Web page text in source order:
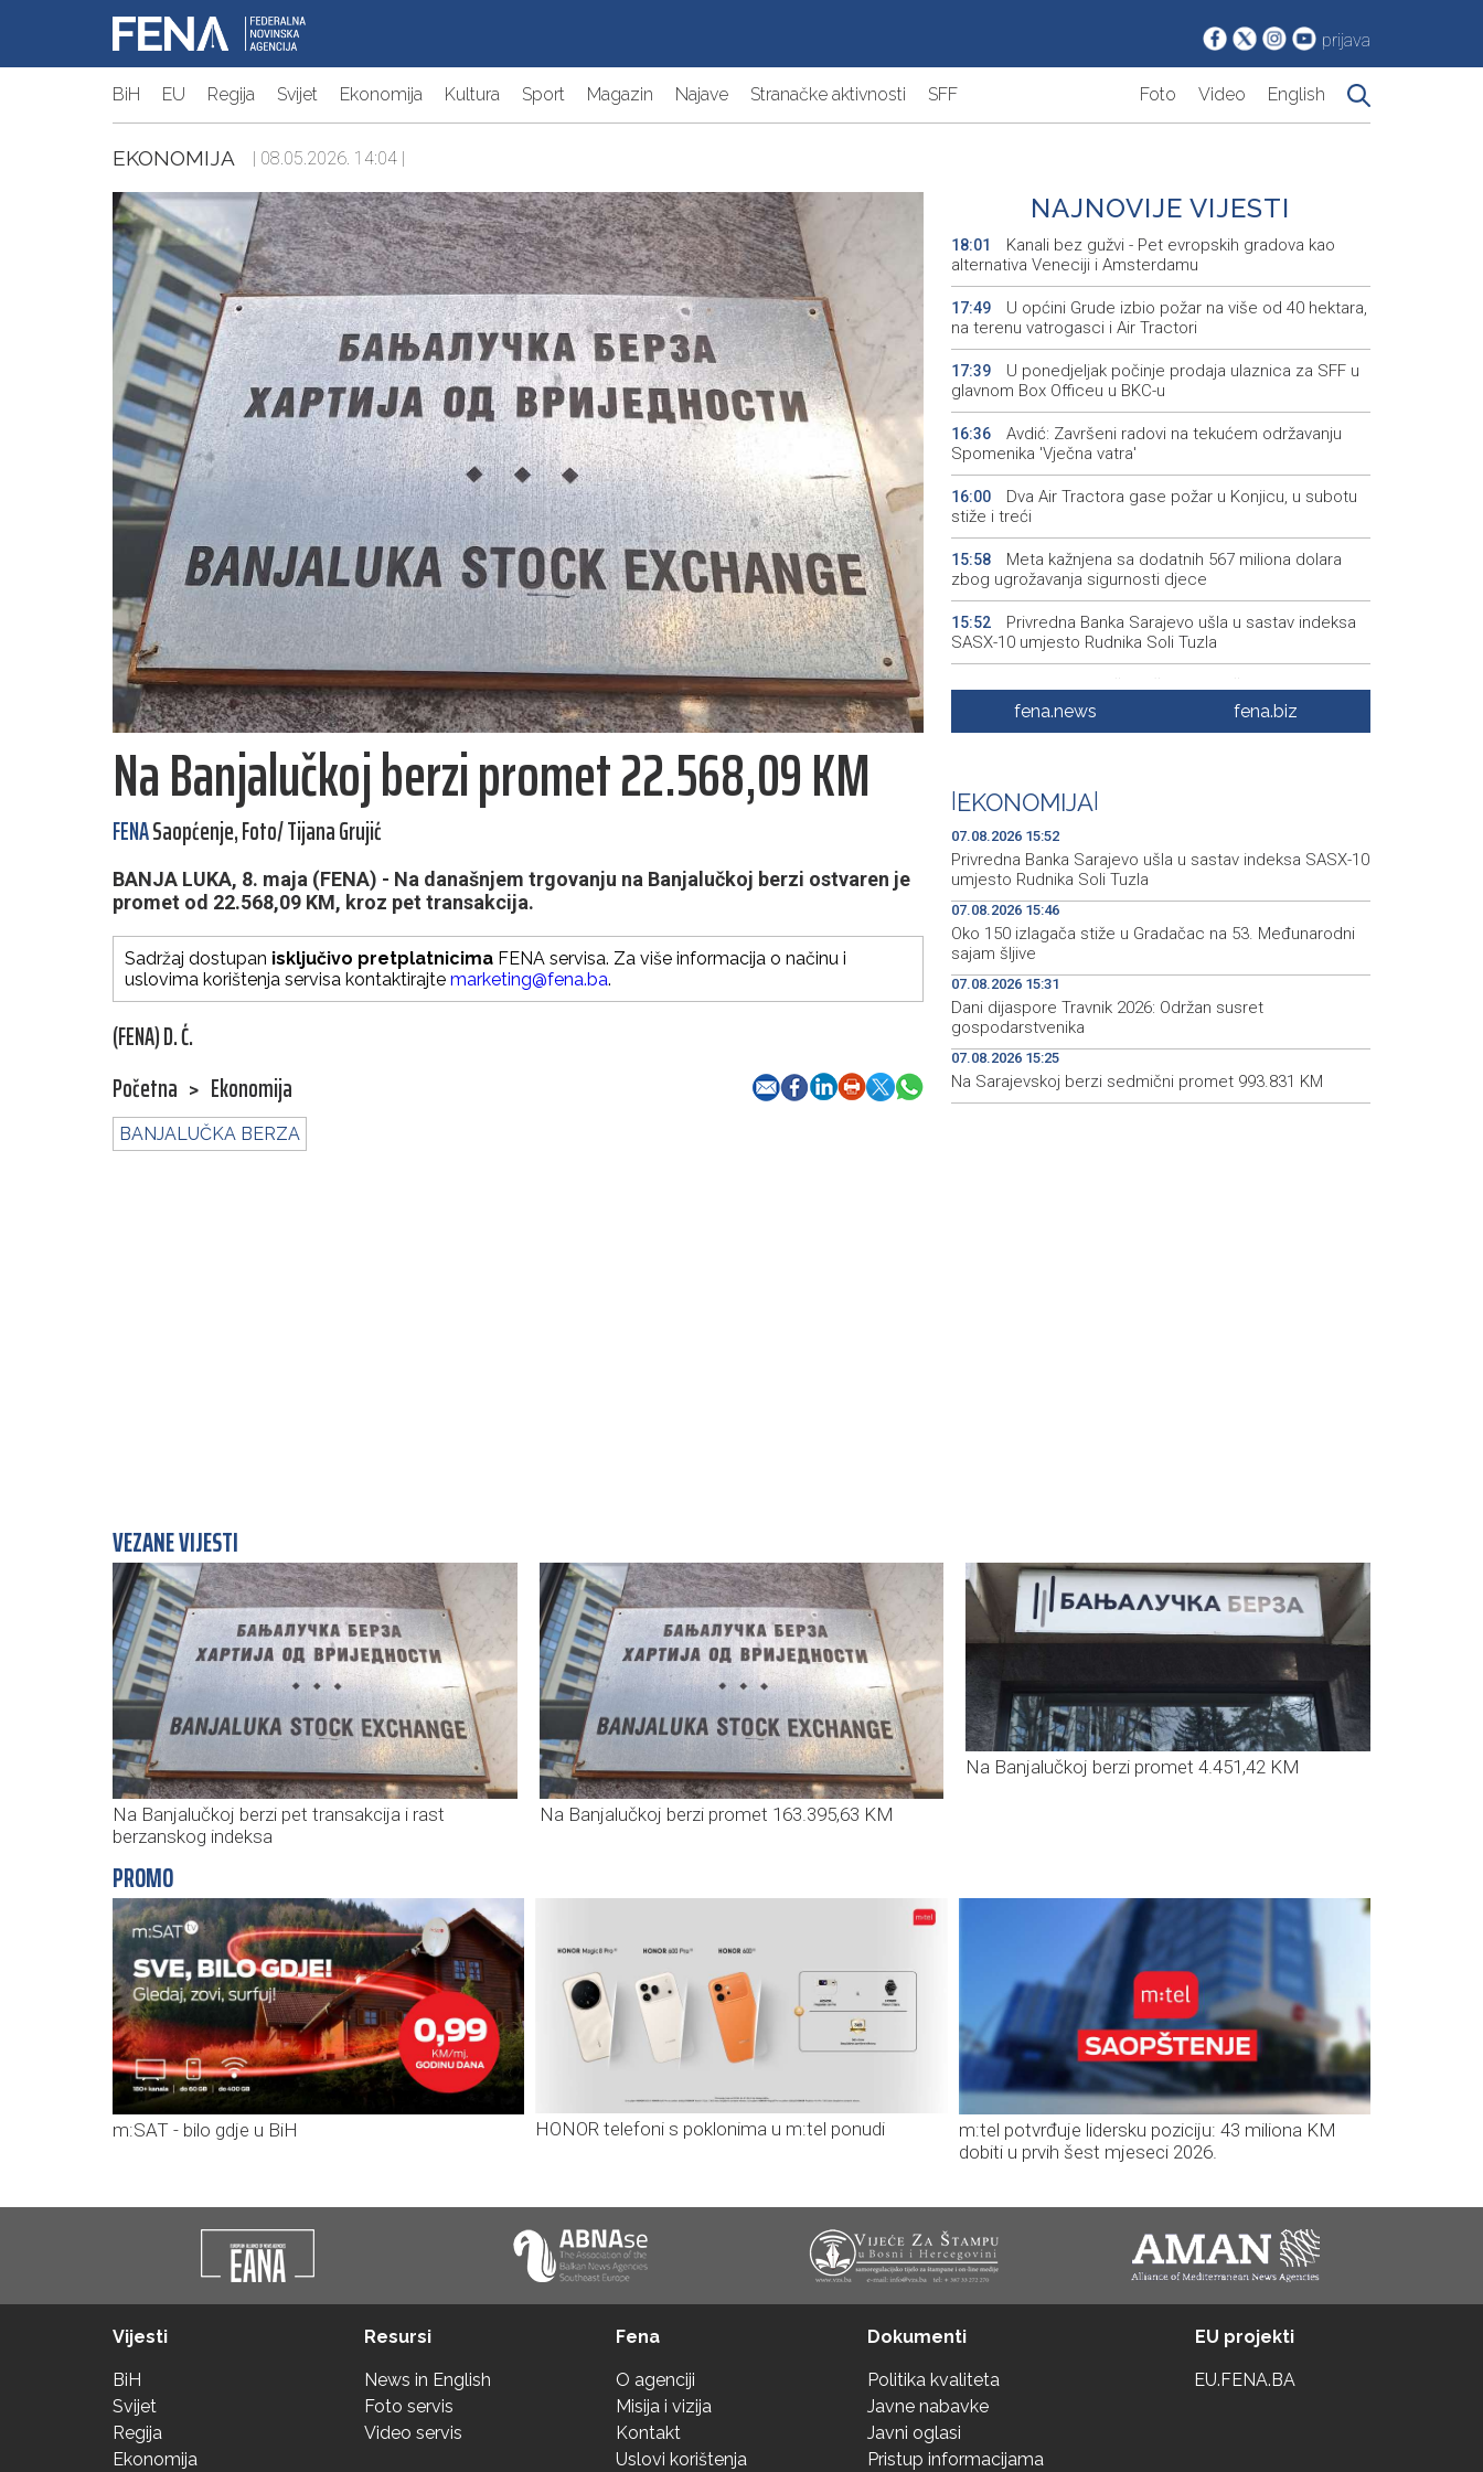
prijava
BiH EU Regija Svijet Ekonomija Kultura Sport Magazin Najave Stranačke aktivnosti SFF Foto Video English
EKONOMIJA | 08.05.2026. 14:04 |
Na Banjalučkoj berzi promet 22.568,09 KM
FENASaopćenje, Foto/ Tijana Grujić
BANJA LUKA, 8. maja (FENA) - Na današnjem trgovanju na Banjalučkoj berzi ostvaren je
promet od 22.568,09 KM, kroz pet transakcija.
Sadržaj dostupan isključivo pretplatnicima FENA servisa. Za više informacija o načinu i
uslovima korištenja servisa kontaktirajte marketing@fena.ba.
(FENA) D. Ć.
Početna > Ekonomija
BANJALUČKA BERZA
NAJNOVIJE VIJESTI
18:01
Kanali bez gužvi - Pet evropskih gradova kao
alternativa Veneciji i Amsterdamu
17:49
U općini Grude izbio požar na više od 40 hektara,
na terenu vatrogasci i Air Tractori
17:39
U ponedjeljak počinje prodaja ulaznica za SFF u
glavnom Box Officeu u BKC-u
16:36
Avdić: Završeni radovi na tekućem održavanju
Spomenika 'Vječna vatra'
16:00
Dva Air Tractora gase požar u Konjicu, u subotu
stiže i treći
15:58
Meta kažnjena sa dodatnih 567 miliona dolara
zbog ugrožavanja sigurnosti djece
15:52
Privredna Banka Sarajevo ušla u sastav indeksa
SASX-10 umjesto Rudnika Soli Tuzla
Oko 150 izlagača stiže u Gradačac na 53.
Međunarodni sajam šljive
15:42
Goražde residents protest over repeated water
outages
fena.news fena.biz
EKONOMIJA
07.08.2026 15:52
Privredna Banka Sarajevo ušla u sastav indeksa SASX-10
umjesto Rudnika Soli Tuzla
07.08.2026 15:46
Oko 150 izlagača stiže u Gradačac na 53. Međunarodni
sajam šljive
07.08.2026 15:31
Dani dijaspore Travnik 2026: Održan susret
gospodarstvenika
07.08.2026 15:25
Na Sarajevskoj berzi sedmični promet 993.831 KM
VEZANE VIJESTI
Na Banjalučkoj berzi pet transakcija i rast
berzanskog indeksa
Na Banjalučkoj berzi promet 163.395,63 KM
Na Banjalučkoj berzi promet 4.451,42 KM
PROMO
m:SAT - bilo gdje u BiH HONOR telefoni s poklonima u m:tel ponudi
m:tel potvrđuje lidersku poziciju: 43 miliona KM
dobiti u prvih šest mjeseci 2026.
Vijesti
BiH
Svijet
Regija
Ekonomija
Resursi
News in English
Foto servis
Video servis
Fena
O agenciji
Misija i vizija
Kontakt
Uslovi korištenja
Dokumenti
Politika kvaliteta
Javne nabavke
Javni oglasi
Pristup informacijama
EU projekti
EU.FENA.BA